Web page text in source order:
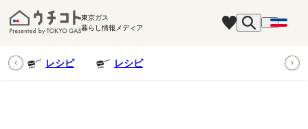
東京ガス
暮らし情報メディア
レシピ レシピ